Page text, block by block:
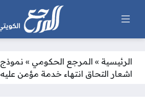
الرئيسية » المرجع الحكومي »
اشعار التحاق انتهاء خدمة مؤمن عليه pdf